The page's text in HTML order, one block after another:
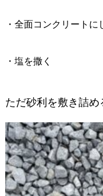
・全面コンクリートに
・塩を撒く
ただ砂利を敷き詰め